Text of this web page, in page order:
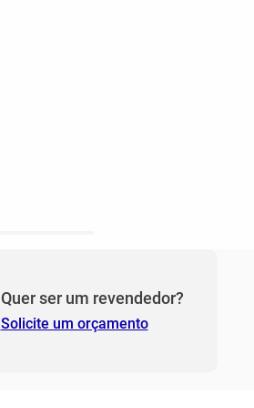
Quer ser um revendedor?
Solicite um orçamento